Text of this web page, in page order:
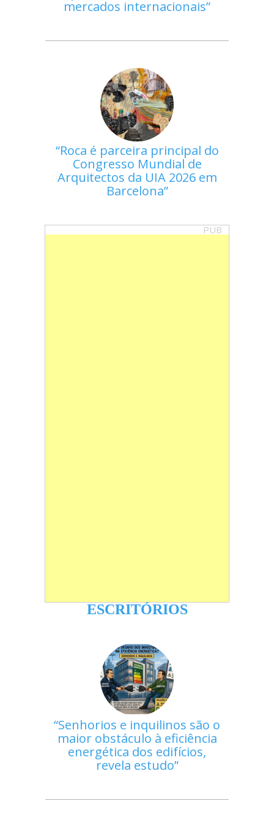
mercados internacionais
Roca é parceira principal do
Congresso Mundial de
Arquitectos da UIA 2026 em
Barcelona
PUB
ESCRITÓRIOS
Senhorios e inquilinos são o
maior obstáculo à eficiência
energética dos edifícios,
revela estudo